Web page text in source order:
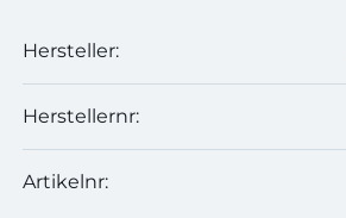
Hersteller:
Herstellernr:
Artikelnr: